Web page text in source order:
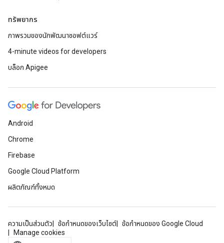
ทรัพยากร
ภาพรวมของนักพัฒนาซอฟต์แวร์
4-minute videos for developers
บล็อก Apigee
Android
Chrome
Firebase
Google Cloud Platform
ผลิตภัณฑ์ทั้งหมด
ความเป็นส่วนตัว ข้อกำหนดของเว็บไซต์
ข้อกำหนดของ Google Cloud
Manage cookies